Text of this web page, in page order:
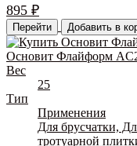
895 ₽
Перейти Добавить в
Основит Флайформ
Вес
25
Тип
Применения
Для брусчатки,
тротуарной